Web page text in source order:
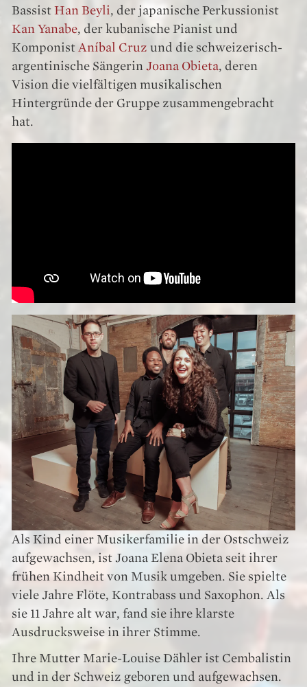
Bassist Han Beyli, der japanische Perkussionist
Kan Yanabe, der kubanische Pianist und
Komponist Aníbal Cruz und die schweizerisch-
argentinische Sängerin Joana Obieta, deren
Vision die vielfältigen musikalischen
Hintergründe der Gruppe zusammengebracht
hat.
Als Kind einer Musikerfamilie in der Ostschweiz
aufgewachsen, ist Joana Elena Obieta seit ihrer
frühen Kindheit von Musik umgeben. Sie spielte
viele Jahre Flöte, Kontrabass und Saxophon. Als
sie 11 Jahre alt war, fand sie ihre klarste
Ausdrucksweise in ihrer Stimme.
Ihre Mutter Marie-Louise Dähler ist Cembalistin
und in der Schweiz geboren und aufgewachsen.